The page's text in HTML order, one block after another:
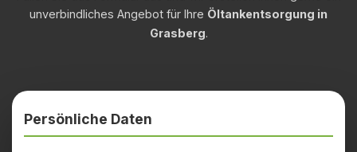
unverbindliches Angebot für Ihre Öltankentsorgung in
Grasberg.
Persönliche Daten